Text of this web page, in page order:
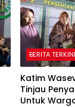
BERITA TERKINI
Katim
Tinjau
Untuk